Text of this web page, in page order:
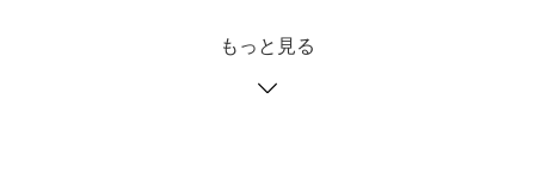
もっと見る